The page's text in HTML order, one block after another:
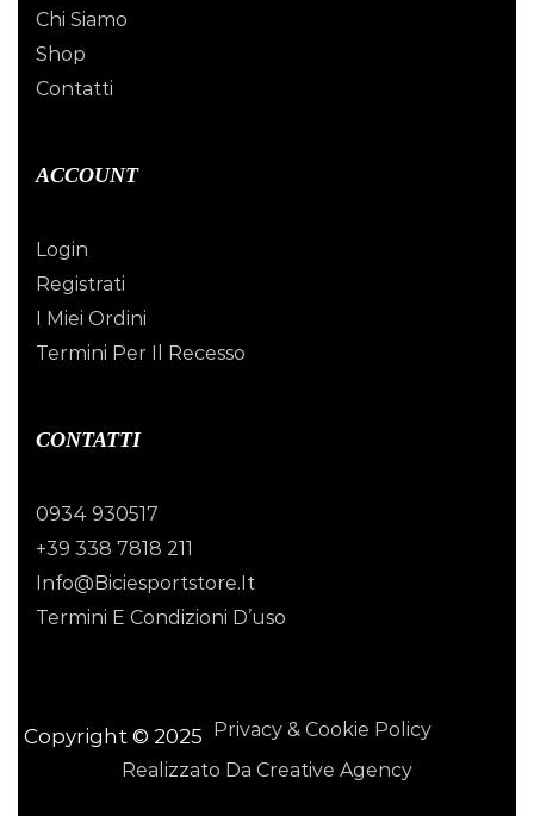
Chi Siamo
Shop
Contatti
ACCOUNT
Login
Registrati
I Miei Ordini
Termini Per Il Recesso
CONTATTI
0934 930517
+39 338 7818 211
Info@biciesportstore.it
Termini E Condizioni D’uso
Copyright © 2025 Privacy & Cookie Policy
Realizzato Da Creative Agency